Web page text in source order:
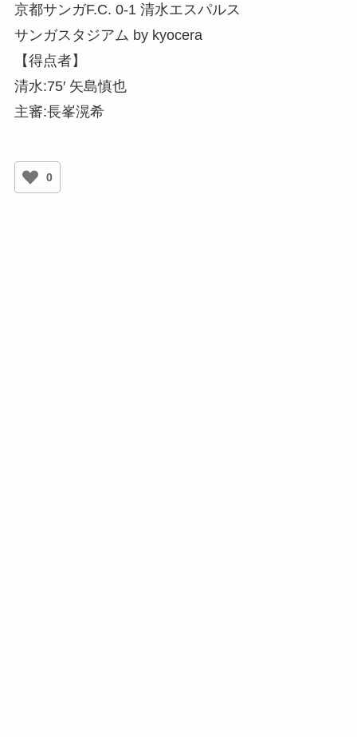
京都サンガF.C. 0-1 清水エスパルス
サンガスタジアム by kyocera
【得点者】
清水:75′ 矢島慎也
主審:長峯滉希
0